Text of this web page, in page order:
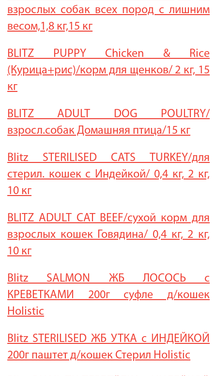
взрослых собак всех пород с лишним
весом,1,8 кг,15 кг
BLITZ PUPPY Chicken & Rice
(Курица+рис)/корм для щенков/ 2 кг, 15
кг
BLITZ ADULT DOG POULTRY/
взросл.собак Домашняя птица/15 кг
Blitz STERILISED CATS TURKEY/для
стерил. кошек с Индейкой/ 0,4 кг, 2 кг,
10 кг
BLITZ ADULT CAT BEEF/сухой корм для
взрослых кошек Говядина/ 0,4 кг, 2 кг,
10 кг
Blitz SALMON ЖБ ЛОСОСЬ с
КРЕВЕТКАМИ 200г суфле д/кошек
Holistic
Blitz STERILISED ЖБ УТКА с ИНДЕЙКОЙ
200г паштет д/кошек Стерил Holistic